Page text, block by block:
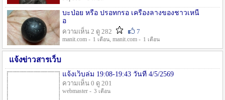
บะป่อย หรือ ปรอทกรอ เครื่องลางของชาวเหนื
อ
ความเห็น 2 ดู 282
7
manit.com - 1 เดือน, manit.com - 1 เดือน
แจ้งข่าวสารเว็บ
แจ้งเว็บล่ม 19:08-19:43 วันที่ 4/5/2569
ความเห็น 0 ดู 201
webmaster - 3 เดือน